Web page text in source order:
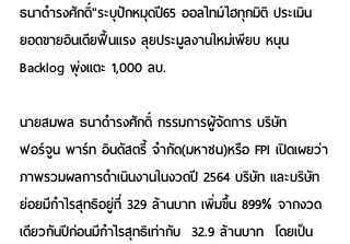
ธนาดำรงศักดิ์"ระบุปักหมุดปี65 ออลไทม์ไฮทุกมิติ ประเมิน
ยอดขายอินเดียฟื้นแรง ลุยประมูลงานใหม่เพียบ หนุน
Backlog พุ่งแตะ 1,000 ลบ.
นายสมพล ธนาดำรงศักดิ์ กรรมการผู้จัดการ บริษัท
ฟอร์จูน พาร์ท อินดัสตรี้ จำกัด(มหาชน)หรือ FPI เปิดเผยว่า
ภาพรวมผลการดำเนินงานในงวดปี 2564 บริษัท และบริษัท
ย่อยมีกำไรสุทธิอยู่ที่ 329 ล้านบาท เพิ่มขึ้น 899% จากงวด
เดียวกันปีก่อนมีกำไรสุทธิเท่ากับ  32.9 ล้านบาท  โดยเป็น